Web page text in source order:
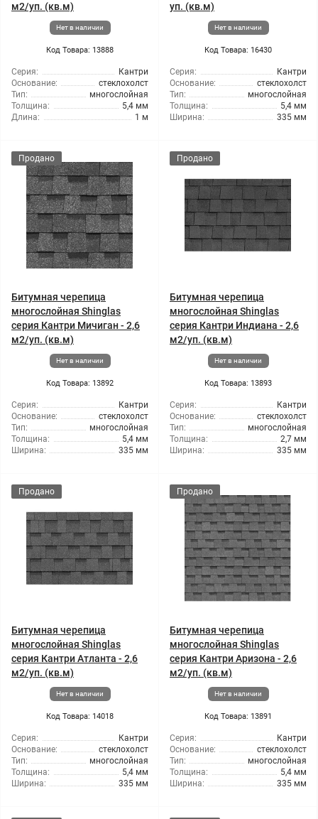
м2/уп. (кв.м)
Нет в наличии
Код Товара: 13888
Серия:
Кантри
Основание:
стеклохолст
Тип:
многослойная
Толщина:
5,4 мм
Длина:
1 м
уп. (кв.м)
Нет в наличии
Код Товара: 16430
Серия:
Кантри
Основание:
стеклохолст
Тип:
многослойная
Толщина:
5,4 мм
Ширина:
335 мм
Продано
Битумная черепица
многослойная Shinglas
серия Кантри Мичиган - 2,6
м2/уп. (кв.м)
Нет в наличии
Код Товара: 13892
Серия:
Кантри
Основание:
стеклохолст
Тип:
многослойная
Толщина:
5,4 мм
Ширина:
335 мм
Продано
Битумная черепица
многослойная Shinglas
серия Кантри Индиана - 2,6
м2/уп. (кв.м)
Нет в наличии
Код Товара: 13893
Серия:
Кантри
Основание:
стеклохолст
Тип:
многослойная
Толщина:
2,7 мм
Ширина:
335 мм
Продано
Битумная черепица
многослойная Shinglas
серия Кантри Атланта - 2,6
м2/уп. (кв.м)
Нет в наличии
Код Товара: 14018
Серия:
Кантри
Основание:
стеклохолст
Тип:
многослойная
Толщина:
5,4 мм
Ширина:
335 мм
Продано
Битумная черепица
многослойная Shinglas
серия Кантри Аризона - 2,6
м2/уп. (кв.м)
Нет в наличии
Код Товара: 13891
Серия:
Кантри
Основание:
стеклохолст
Тип:
многослойная
Толщина:
5,4 мм
Ширина:
335 мм